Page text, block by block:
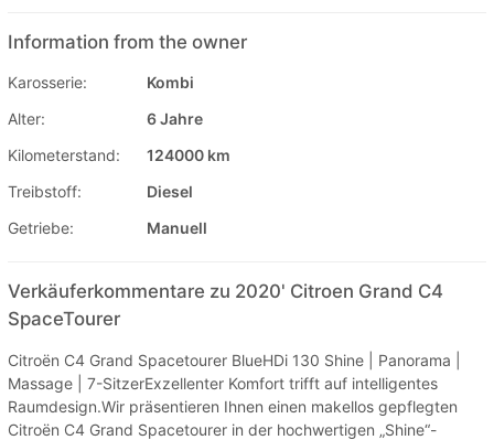
Information from the owner
Karosserie:
Kombi
Alter:
6 Jahre
Kilometerstand:
124000 km
Treibstoff:
Diesel
Getriebe:
Manuell
Verkäuferkommentare zu 2020' Citroen Grand C4
SpaceTourer
Citroën C4 Grand Spacetourer BlueHDi 130 Shine | Panorama |
Massage | 7-SitzerExzellenter Komfort trifft auf intelligentes
Raumdesign.Wir präsentieren Ihnen einen makellos gepflegten
Citroën C4 Grand Spacetourer in der hochwertigen „Shine“-